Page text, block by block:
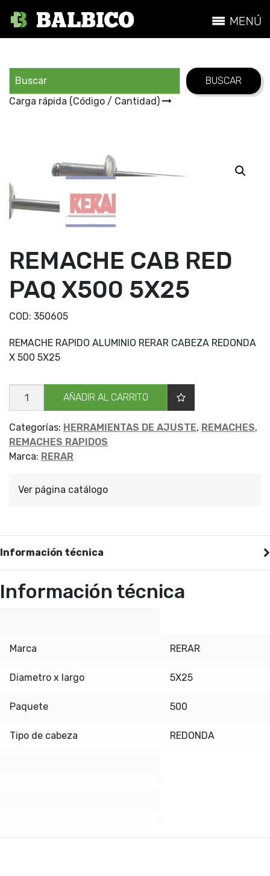
Carga rápida (Código / Cantidad)
REMACHE CAB RED
PAQ X500 5X25
COD: 350605
REMACHE RAPIDO ALUMINIO RERAR CABEZA REDONDA
X 500 5X25
REMACHE
CAB
RED
X500
5X25
cantidad
AÑADIR AL CARRITO
Categorías: HERRAMIENTAS DE AJUSTE, REMACHES,
REMACHES RAPIDOS
Marca: RERAR
Ver página catálogo
Información técnica
Información técnica
Marca RERAR
Diametro x largo 5X25
Paquete 500
Tipo de cabeza REDONDA